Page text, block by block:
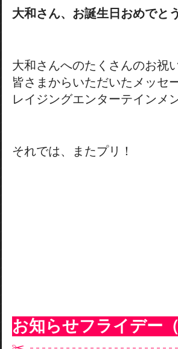
大和さん、お誕生日おめでと
大和さんへのたくさんのお祝
皆さまからいただいたメッセ
レイジングエンターテインメ
それでは、またプリ！
お知らせフライデー